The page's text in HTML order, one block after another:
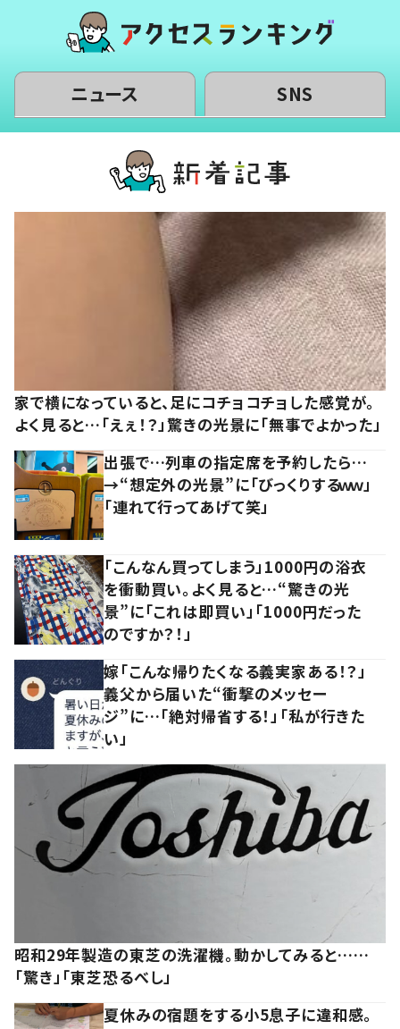
ニュース SNS
家で横になっていると、足にコチョコチョした感覚が。
よく見ると…「えぇ！？」驚きの光景に「無事でよかった」
出張で…列車の指定席を予約したら…
→“想定外の光景”に「びっくりするｗｗ」
「連れて行ってあげて笑」
「こんなん買ってしまう」1000円の浴衣
を衝動買い。よく見ると…“驚きの光
景”に「これは即買い」「1000円だった
のですか？！」
嫁「こんな帰りたくなる義実家ある！？」
義父から届いた“衝撃のメッセー
ジ”に…「絶対帰省する！」「私が行きた
い」
昭和29年製造の東芝の洗濯機。動かしてみると……
「驚き」「東芝恐るべし」
夏休みの宿題をする小5息子に違和感。